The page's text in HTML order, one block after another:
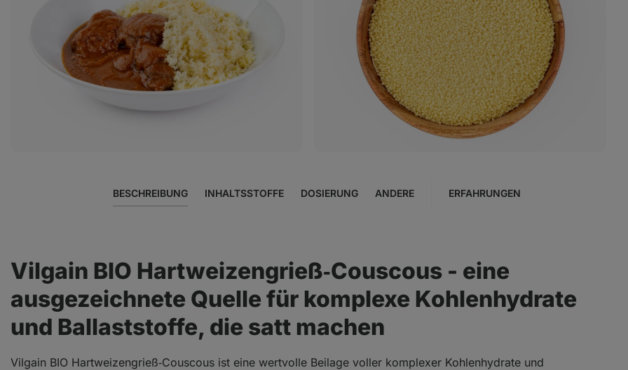
BESCHREIBUNG INHALTSSTOFFE DOSIERUNG ANDERE ERFAHRUNGEN
Vilgain BIO Hartweizengrieß‑Couscous - eine
ausgezeichnete Quelle für komplexe Kohlenhydrate
und Ballaststoffe, die satt machen
Vilgain BIO Hartweizengrieß‑Couscous ist eine wertvolle Beilage voller komplexer Kohlenhydrate und